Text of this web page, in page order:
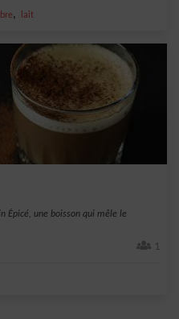
, lait
Épicé, une boisson qui mêle le
1